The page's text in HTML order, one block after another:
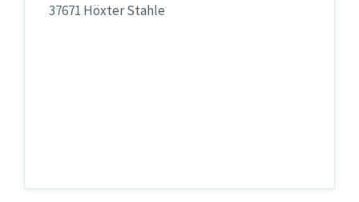
37671 Höxter Stahle